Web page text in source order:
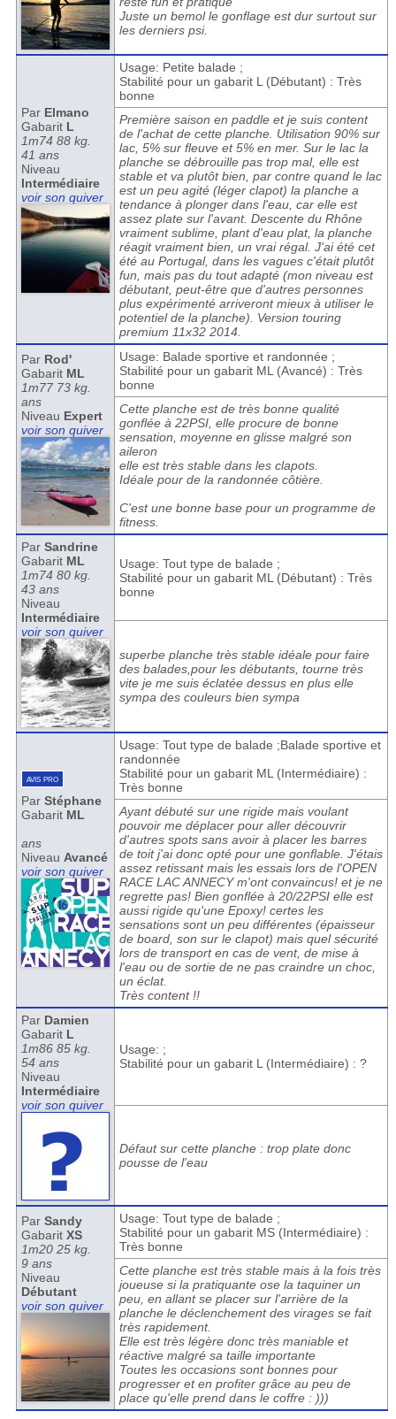
Juste un bemol le gonflage est dur surtout sur
les derniers psi.
Par Elmano
Gabarit L
1m74 88 kg.
41 ans
Niveau
Intermédiaire
voir son quiver
Usage: Petite balade ;
Stabilité pour un gabarit L (Débutant) : Très
bonne
Première saison en paddle et je suis content
de l'achat de cette planche. Utilisation 90% sur
lac, 5% sur fleuve et 5% en mer. Sur le lac la
planche se débrouille pas trop mal, elle est
stable et va plutôt bien, par contre quand le lac
est un peu agité (léger clapot) la planche a
tendance à plonger dans l'eau, car elle est
assez plate sur l'avant. Descente du Rhône
vraiment sublime, plant d'eau plat, la planche
réagit vraiment bien, un vrai régal. J'ai été cet
été au Portugal, dans les vagues c'était plutôt
fun, mais pas du tout adapté (mon niveau est
débutant, peut-être que d'autres personnes
plus expérimenté arriveront mieux à utiliser le
potentiel de la planche). Version touring
premium 11x32 2014.
Par Rod'
Gabarit ML
1m77 73 kg.
ans
Niveau Expert
voir son quiver
Usage: Balade sportive et randonnée ;
Stabilité pour un gabarit ML (Avancé) : Très
bonne
Cette planche est de très bonne qualité
gonflée à 22PSI, elle procure de bonne
sensation, moyenne en glisse malgré son
aileron
elle est très stable dans les clapots.
Idéale pour de la randonnée côtière.
C'est une bonne base pour un programme de
fitness.
Par Sandrine
Gabarit ML
1m74 80 kg.
43 ans
Niveau
Intermédiaire
voir son quiver
Usage: Tout type de balade ;
Stabilité pour un gabarit ML (Débutant) : Très
bonne
superbe planche très stable idéale pour faire
des balades,pour les débutants, tourne très
vite je me suis éclatée dessus en plus elle
sympa des couleurs bien sympa
avis pro
Par Stéphane
Gabarit ML
ans
Niveau Avancé
voir son quiver
Usage: Tout type de balade ;Balade sportive et
randonnée
Stabilité pour un gabarit ML (Intermédiaire) :
Très bonne
Ayant débuté sur une rigide mais voulant
pouvoir me déplacer pour aller découvrir
d'autres spots sans avoir à placer les barres
de toit j'ai donc opté pour une gonflable. J'étais
assez retissant mais les essais lors de l'OPEN
RACE LAC ANNECY m'ont convaincus! et je ne
regrette pas! Bien gonflée à 20/22PSI elle est
aussi rigide qu'une Epoxy! certes les
sensations sont un peu différentes (épaisseur
de board, son sur le clapot) mais quel sécurité
lors de transport en cas de vent, de mise à
l'eau ou de sortie de ne pas craindre un choc,
un éclat.
Très content !!
Par Damien
Gabarit L
1m86 85 kg.
54 ans
Niveau
Intermédiaire
voir son quiver
Usage: ;
Stabilité pour un gabarit L (Intermédiaire) : ?
Défaut sur cette planche : trop plate donc
pousse de l'eau
Par Sandy
Gabarit XS
1m20 25 kg.
9 ans
Niveau
Débutant
voir son quiver
Usage: Tout type de balade ;
Stabilité pour un gabarit MS (Intermédiaire) :
Très bonne
Cette planche est très stable mais à la fois très
joueuse si la pratiquante ose la taquiner un
peu, en allant se placer sur l'arrière de la
planche le déclenchement des virages se fait
très rapidement.
Elle est très légère donc très maniable et
réactive malgré sa taille importante
Toutes les occasions sont bonnes pour
progresser et en profiter grâce au peu de
place qu'elle prend dans le coffre : )))